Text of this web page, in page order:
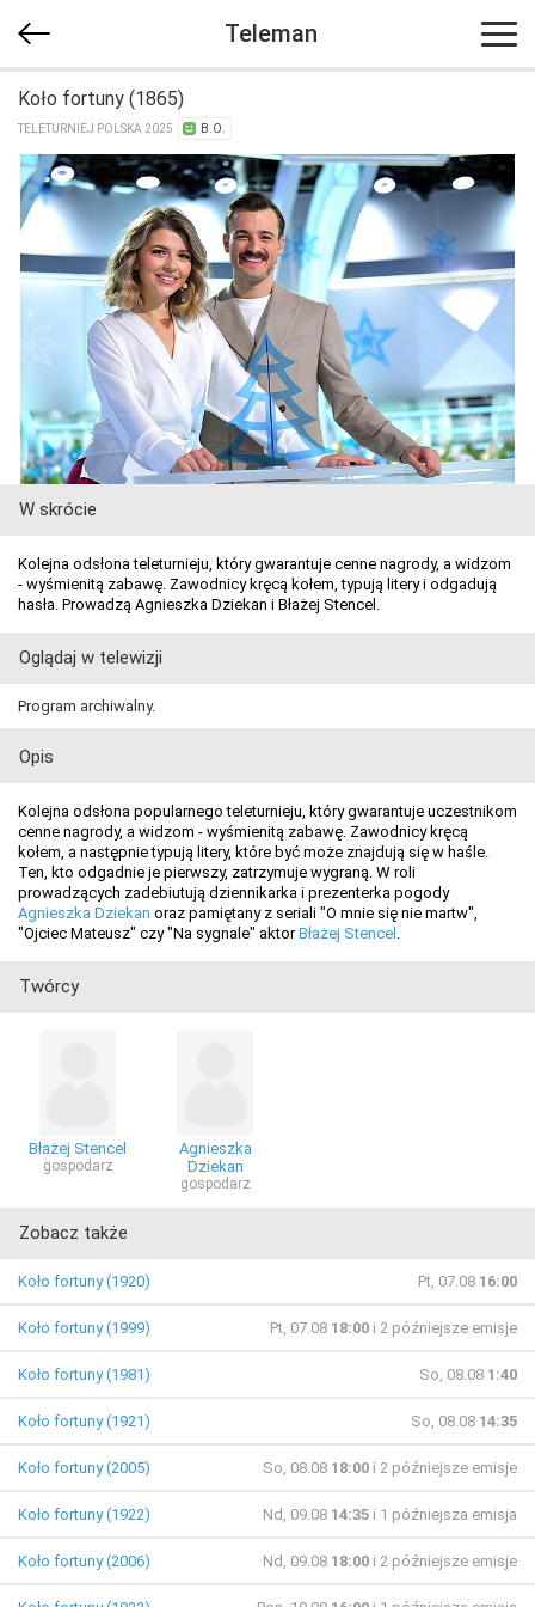
Teleman
Koło fortuny (1865)
TELETURNIEJ POLSKA 2025 B.O.
W skrócie
Kolejna odsłona teleturnieju, który gwarantuje cenne nagrody, a widzom
- wyśmienitą zabawę. Zawodnicy kręcą kołem, typują litery i odgadują
hasła. Prowadzą Agnieszka Dziekan i Błażej Stencel.
Oglądaj w telewizji
Program archiwalny.
Opis
Kolejna odsłona popularnego teleturnieju, który gwarantuje uczestnikom
cenne nagrody, a widzom - wyśmienitą zabawę. Zawodnicy kręcą
kołem, a następnie typują litery, które być może znajdują się w haśle.
Ten, kto odgadnie je pierwszy, zatrzymuje wygraną. W roli
prowadzących zadebiutują dziennikarka i prezenterka pogody
Agnieszka Dziekan oraz pamiętany z seriali "O mnie się nie martw",
"Ojciec Mateusz" czy "Na sygnale" aktorBłażej Stencel .
Twórcy
Błażej Stencel
gospodarz
Agnieszka
Dziekan
gospodarz
Zobacz także
Koło fortuny (1920) Pt, 07.08 16:00
Koło fortuny (1999) Pt, 07.08 18:00 i 2 późniejsze emisje
Koło fortuny (1981) So, 08.08 1:40
Koło fortuny (1921) So, 08.08 14:35
Koło fortuny (2005) So, 08.08 18:00 i 2 późniejsze emisje
Koło fortuny (1922) Nd, 09.08 14:35 i 1 późniejsza emisja
Koło fortuny (2006) Nd, 09.08 18:00 i 2 późniejsze emisje